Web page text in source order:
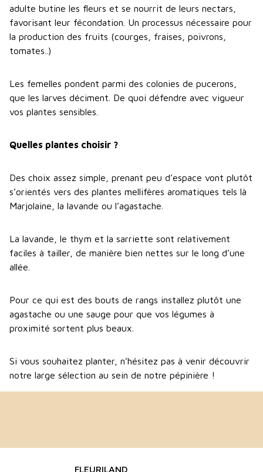
adulte butine les fleurs et se nourrit de leurs nectars,
favorisant leur fécondation. Un processus nécessaire pour
la production des fruits (courges, fraises, poivrons,
tomates..)
Les femelles pondent parmi des colonies de pucerons,
que les larves déciment. De quoi défendre avec vigueur
vos plantes sensibles.
Quelles plantes choisir ?
Des choix assez simple, prenant peu d’espace vont plutôt
s’orientés vers des plantes mellifères aromatiques tels là
Marjolaine, la lavande ou l’agastache.
La lavande, le thym et la sarriette sont relativement
faciles à tailler, de manière bien nettes sur le long d’une
allée.
Pour ce qui est des bouts de rangs installez plutôt une
agastache ou une sauge pour que vos légumes à
proximité sortent plus beaux.
Si vous souhaitez planter, n’hésitez pas à venir découvrir
notre large sélection au sein de notre pépinière !
FLEURILAND